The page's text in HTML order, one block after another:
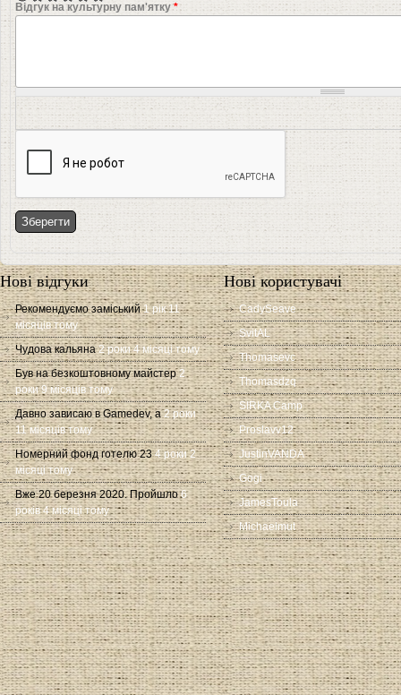
Відгук на культурну пам'ятку*
Нові відгуки
Рекомендуємо заміський 1 рік 11
місяців тому
Чудова кальяна 2 роки 4 місяці тому
Був на безкоштовному майстер 2
роки 9 місяців тому
Давно зависаю в Gamedev, а 2 роки
11 місяців тому
Номерний фонд готелю 23 4 роки 2
місяці тому
Вже 20 березня 2020. Пройшло 6
років 4 місяці тому
Нові користувачі
CadySeave
SvitAL
Thomasevc
Thomasdzq
SIRKA Camp
Proslavv12
JustinVANDA
Gogi
JamesToula
Michaelmut